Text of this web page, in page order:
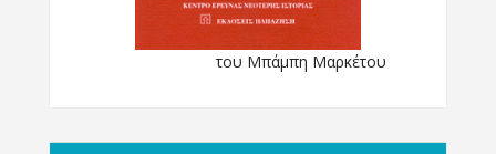
του Μπάμπη Μαρκέτου